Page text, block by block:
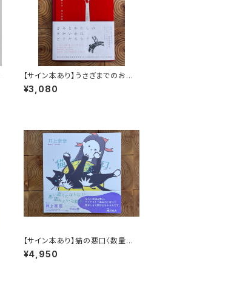
【サイン本あり】うさぎまでのおさ
らい［通常版］
¥3,080
【サイン本あり】猫の悪口〈数量限
定・オリジナルトート付き〉
¥4,950